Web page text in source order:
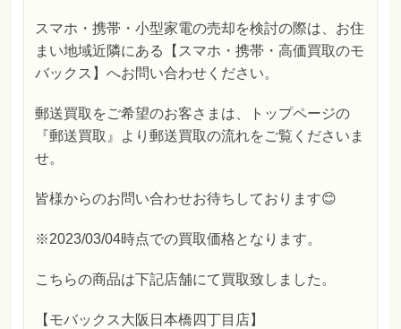
スマホ・携帯・小型家電の売却を検討の際は、お住
まい地域近隣にある【スマホ・携帯・高価買取のモ
バックス】へお問い合わせください。
郵送買取をご希望のお客さまは、トップページの
『郵送買取』より郵送買取の流れをご覧くださいま
せ。
皆様からのお問い合わせお待ちしております😊
※2023/03/04時点での買取価格となります。
こちらの商品は下記店舗にて買取致しました。
【モバックス大阪日本橋四丁目店】